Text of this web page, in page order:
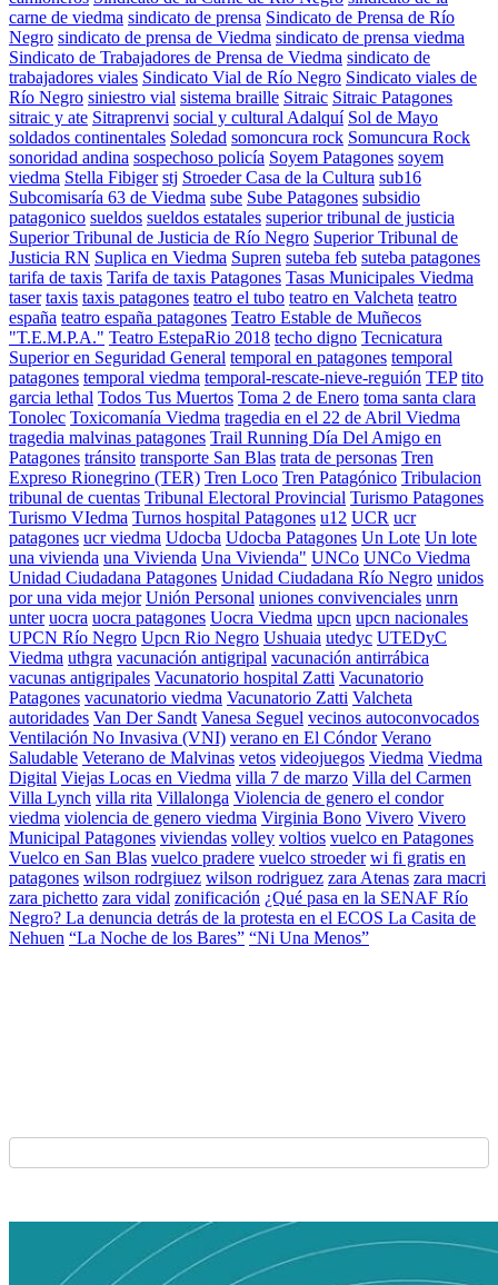
carne de viedma sindicato de prensa Sindicato de Prensa de Río
Negro sindicato de prensa de Viedma sindicato de prensa viedma
Sindicato de Trabajadores de Prensa de Viedma sindicato de
trabajadores viales Sindicato Vial de Río Negro Sindicato viales de
Río Negro siniestro vial sistema braille Sitraic Sitraic Patagones
sitraic y ate Sitraprenvi social y cultural Adalquí Sol de Mayo
soldados continentales Soledad somoncura rock Somuncura Rock
sonoridad andina sospechoso policía Soyem Patagones soyem
viedma Stella Fibiger stj Stroeder Casa de la Cultura sub16
Subcomisaría 63 de Viedma sube Sube Patagones subsidio
patagonico sueldos sueldos estatales superior tribunal de justicia
Superior Tribunal de Justicia de Río Negro Superior Tribunal de
Justicia RN Suplica en Viedma Supren suteba feb suteba patagones
tarifa de taxis Tarifa de taxis Patagones Tasas Municipales Viedma
taser taxis taxis patagones teatro el tubo teatro en Valcheta teatro
españa teatro españa patagones Teatro Estable de Muñecos
"T.E.M.P.A." Teatro EstepaRio 2018 techo digno Tecnicatura
Superior en Seguridad General temporal en patagones temporal
patagones temporal viedma temporal-rescate-nieve-reguión TEP tito
garcia lethal Todos Tus Muertos Toma 2 de Enero toma santa clara
Tonolec Toxicomanía Viedma tragedia en el 22 de Abril Viedma
tragedia malvinas patagones Trail Running Día Del Amigo en
Patagones tránsito transporte San Blas trata de personas Tren
Expreso Rionegrino (TER) Tren Loco Tren Patagónico Tribulacion
tribunal de cuentas Tribunal Electoral Provincial Turismo Patagones
Turismo VIedma Turnos hospital Patagones u12 UCR ucr
patagones ucr viedma Udocba Udocba Patagones Un Lote Un lote
una vivienda una Vivienda Una Vivienda" UNCo UNCo Viedma
Unidad Ciudadana Patagones Unidad Ciudadana Río Negro unidos
por una vida mejor Unión Personal uniones convivenciales unrn
unter uocra uocra patagones Uocra Viedma upcn upcn nacionales
UPCN Río Negro Upcn Rio Negro Ushuaia utedyc UTEDyC
Viedma uthgra vacunación antigripal vacunación antirrábica
vacunas antigripales Vacunatorio hospital Zatti Vacunatorio
Patagones vacunatorio viedma Vacunatorio Zatti Valcheta
autoridades Van Der Sandt Vanesa Seguel vecinos autoconvocados
Ventilación No Invasiva (VNI) verano en El Cóndor Verano
Saludable Veterano de Malvinas vetos videojuegos Viedma Viedma
Digital Viejas Locas en Viedma villa 7 de marzo Villa del Carmen
Villa Lynch villa rita Villalonga Violencia de genero el condor
viedma violencia de genero viedma Virginia Bono Vivero Vivero
Municipal Patagones viviendas volley voltios vuelco en Patagones
Vuelco en San Blas vuelco pradere vuelco stroeder wi fi gratis en
patagones wilson rodrgiuez wilson rodriguez zara Atenas zara macri
zara pichetto zara vidal zonificación ¿Qué pasa en la SENAF Río
Negro? La denuncia detrás de la protesta en el ECOS La Casita de
Nehuen “La Noche de los Bares” “Ni Una Menos”